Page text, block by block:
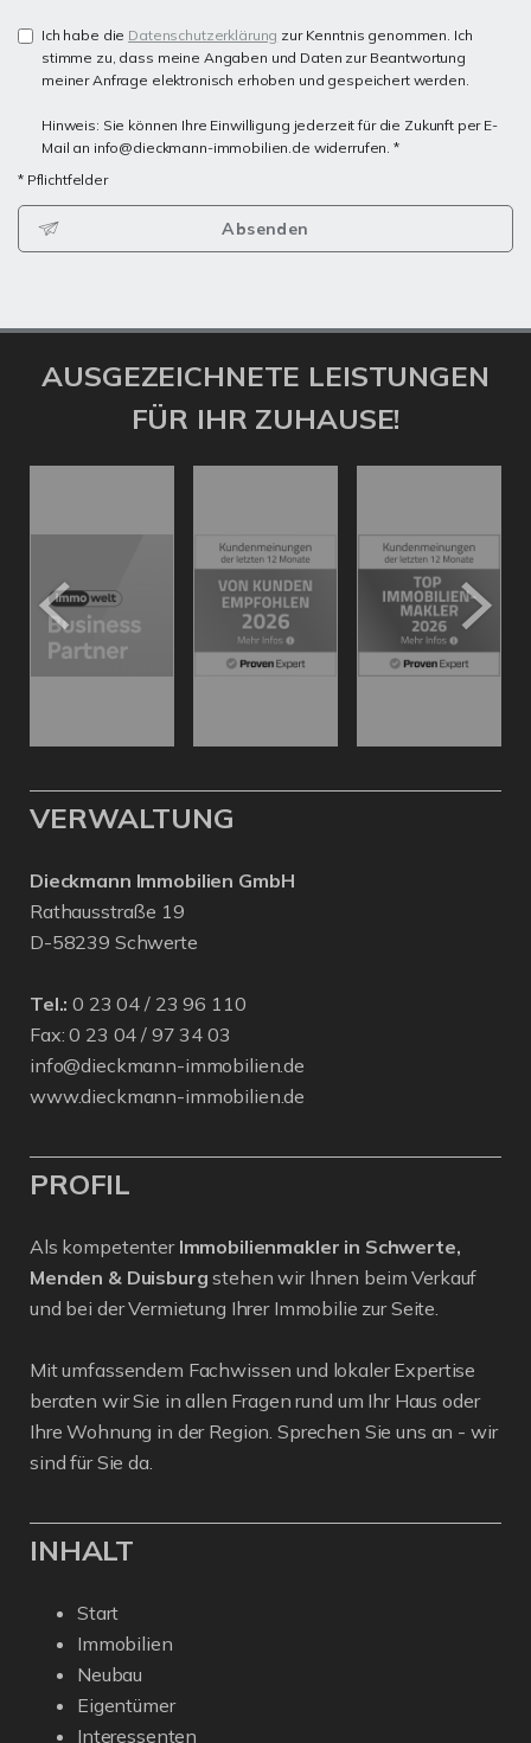
Ich habe die Datenschutzerklärung zur Kenntnis genommen. Ich
stimme zu, dass meine Angaben und Daten zur Beantwortung
meiner Anfrage elektronisch erhoben und gespeichert werden.
Hinweis: Sie können Ihre Einwilligung jederzeit für die Zukunft per E-
Mail an info@dieckmann-immobilien.de widerrufen. *
* Pflichtfelder
Absenden
AUSGEZEICHNETE LEISTUNGEN
FÜR IHR ZUHAUSE!
VERWALTUNG
Dieckmann Immobilien GmbH
Rathausstraße 19
D-58239 Schwerte
Tel.: 0 23 04 / 23 96 110
Fax: 0 23 04 / 97 34 03
info@dieckmann-immobilien.de
www.dieckmann-immobilien.de
PROFIL
Als kompetenter Immobilienmakler in Schwerte,
Menden & Duisburg stehen wir Ihnen beim Verkauf
und bei der Vermietung Ihrer Immobilie zur Seite.
Mit umfassendem Fachwissen und lokaler Expertise
beraten wir Sie in allen Fragen rund um Ihr Haus oder
Ihre Wohnung in der Region. Sprechen Sie uns an - wir
sind für Sie da.
INHALT
Start
Immobilien
Neubau
Eigentümer
Interessenten